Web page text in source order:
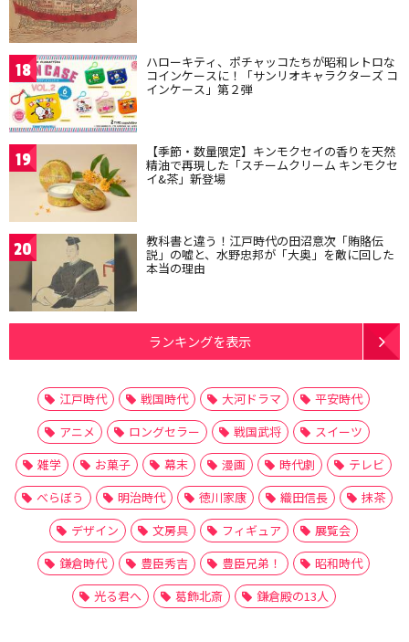
18 ハローキティ、ポチャッコたちが昭和レトロな
コインケースに！「サンリオキャラクターズ コ
インケース」第２弾
19 【季節・数量限定】キンモクセイの香りを天然
精油で再現した「スチームクリーム キンモクセ
イ&茶」新登場
20 教科書と違う！江戸時代の田沼意次「賄賂伝
説」の嘘と、水野忠邦が「大奥」を敵に回した
本当の理由
ランキングを表示
江戸時代 戦国時代 大河ドラマ
平安時代
アニメ
ロングセラー 戦国武将
スイーツ
雑学
お菓子 幕末 漫画 時代劇
テレビ
べらぼう
明治時代 徳川家康 織田信長
抹茶
デザイン
文房具 フィギュア
展覧会
鎌倉時代
豊臣秀吉 豊臣兄弟！
昭和時代
光る君へ
葛飾北斎 鎌倉殿の13人